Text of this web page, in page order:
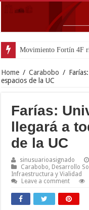
Movimiento Fortín 4F
Home / Carabobo /
espacios de la UC
Farías:
llegará a
de la UC
sinusuarioasignado
Carabobo Desarrollo
Infraestructura y Vialidad
Leave a comment